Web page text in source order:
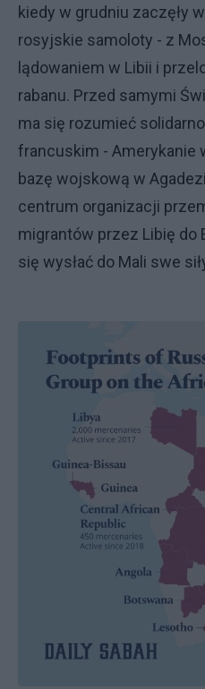
kiedy w grudniu zaczęły
rosyjskie samoloty - z
lądowaniem w Libii i
rabanu. Przed samymi
ma się rozumieć
francuskim - Amerykanie
bazę wojskową w
centrum organizacji
migrantów przez Libię do
się wysłać do Mali swe